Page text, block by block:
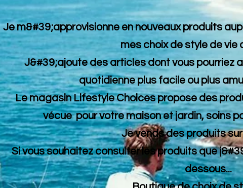
Je m&#39;approvisionne en nouveaux produits
mes choix de style de vie
J&#39;ajoute des articles dont vous pourriez
quotidienne plus facile ou plus
Le magasin Lifestyle Choices propose des
vécue pour votre maison et jardin, soins
Je vends des produits
Si vous souhaitez consulter les produits que
dessous...